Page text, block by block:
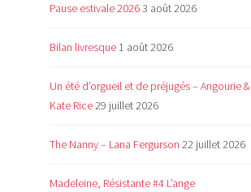
Pause estivale 20263 août 2026
Bilan livresque 1 août 2026
Un été d’orgueil et de préjugés – Angourie &
Kate Rice29 juillet 2026
The Nanny – Lana Fergurson 22 juillet 2026
Madeleine, Résistante #4 L’ange